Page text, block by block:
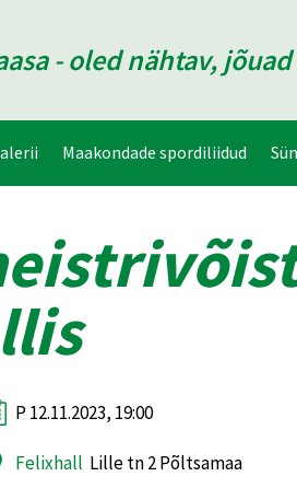
- oled nähtav,
Maakondade spordiliidud
P 12.11.2023, 19:00
Felixhall Lille tn 2 Põltsamaa